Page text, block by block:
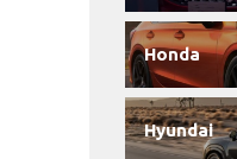
Honda
Hyundai